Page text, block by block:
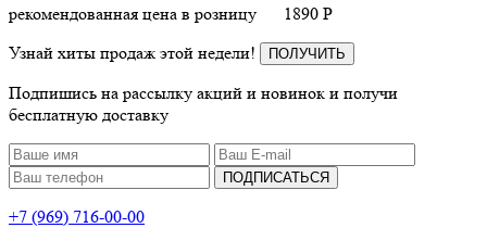
рекомендованная цена в розницу
1890 P
Узнай хиты продаж этой недели!
ПОЛУЧИТЬ
Подпишись на рассылку акций и новинок и получи
бесплатную доставку
ПОДПИСАТЬСЯ
+7 (969) 716-00-00